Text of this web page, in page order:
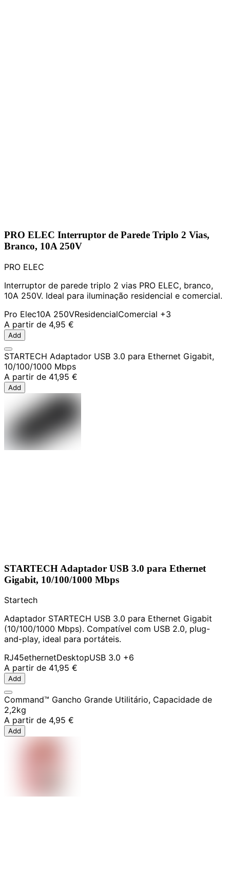
PRO ELEC Interruptor de Parede Triplo 2 Vias,
Branco, 10A 250V
PRO ELEC
Interruptor de parede triplo 2 vias PRO ELEC, branco,
10A 250V. Ideal para iluminação residencial e comercial.
Pro Elec10A 250VResidencialComercial +3
A partir de 4,95 €
Add
STARTECH Adaptador USB 3.0 para Ethernet Gigabit,
10/100/1000 Mbps
A partir de 41,95 €
Add
STARTECH Adaptador USB 3.0 para Ethernet
Gigabit, 10/100/1000 Mbps
Startech
Adaptador STARTECH USB 3.0 para Ethernet Gigabit
(10/100/1000 Mbps). Compatível com USB 2.0, plug-
and-play, ideal para portáteis.
RJ45ethernetDesktopUSB 3.0 +6
A partir de 41,95 €
Add
Command™ Gancho Grande Utilitário, Capacidade de
2,2kg
A partir de 4,95 €
Add